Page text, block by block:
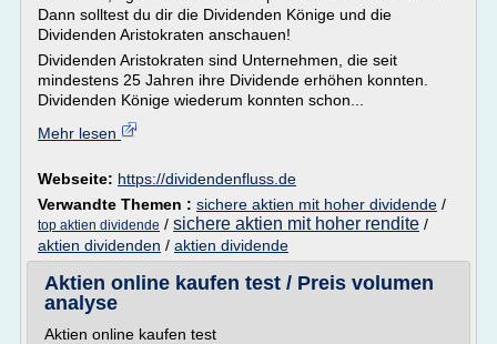
Dann solltest du dir die Dividenden Könige und die
Dividenden Aristokraten anschauen!
Dividenden Aristokraten sind Unternehmen, die seit
mindestens 25 Jahren ihre Dividende erhöhen konnten.
Dividenden Könige wiederum konnten schon...
Mehr lesen
Webseite: https://dividendenfluss.de
Verwandte Themen : sichere aktien mit hoher dividende /
top aktien dividende / sichere aktien mit hoher rendite /
aktien dividenden / aktien dividende
Aktien online kaufen test / Preis volumen
analyse
Aktien online kaufen test